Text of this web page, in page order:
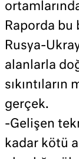
Raporda bu
Rusya-
alanlarla
sıkıntıların
gerçek.
-Gelişen
kadar kötü